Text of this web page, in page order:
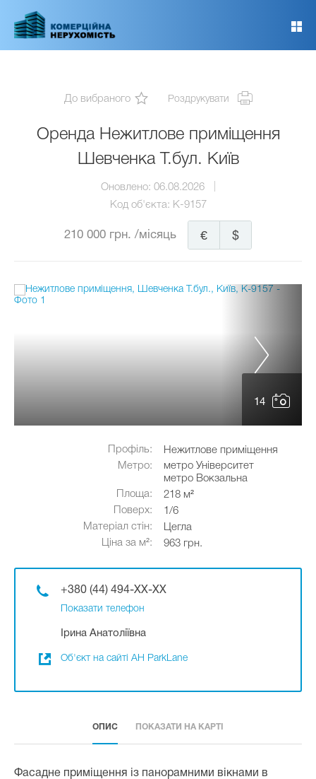
основного
До вибраного Роздрукувати
Оренда Нежитлове приміщення
Шевченка Т.бул. Київ
Оновлено: 06.08.2026
Код об'єкта: K-9157
210 000 грн. /місяць $
€
14
Профіль:
Нежитлове приміщення
Метро:
метро Університет
метро Вокзальна
Площа:
218 м²
Поверх:
1/6
Матеріал стін:
Цегла
Ціна за м²:
963 грн.
+380 (44) 494-XX-XX
Показати телефон
Ірина Анатоліївна
Об'єкт на сайті АН ParkLane
ОПИС ПОКАЗАТИ НА КАРТІ
Фасадне приміщення із панорамними вікнами в